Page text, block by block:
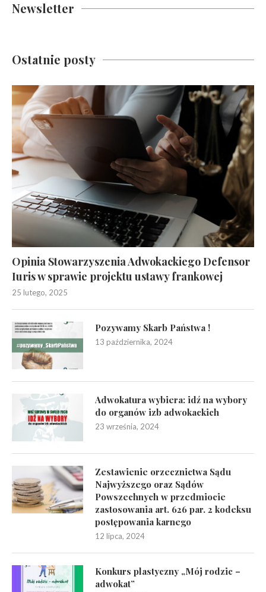
Newsletter
Ostatnie posty
Opinia Stowarzyszenia Adwokackiego Defensor
Iuris w sprawie projektu ustawy frankowej
25 lutego, 2025
Pozywamy Skarb Państwa !
13 października, 2024
Adwokatura wybiera: idź na wybory
do organów izb adwokackich
23 września, 2024
Zestawienie orzecznictwa Sądu
Najwyższego oraz Sądów
Powszechnych w przedmiocie
zastosowania art. 626 par. 2 kodeksu
postępowania karnego
12 lipca, 2024
Konkurs plastyczny „Mój rodzic –
adwokat”